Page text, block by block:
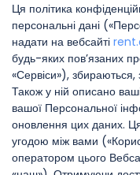
Ця політика
персональні дані
надати на вебсайті
будь-яких пов’язаних
«Сервіси»),
Також у ній описано
вашої Персональної
оновлення цих даних.
угодою між вами
оператором цього